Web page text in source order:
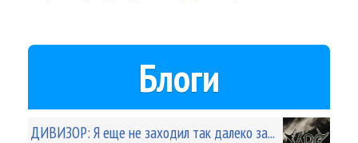
Блоги
ДИВИЗОР: Я еще не заходил так далеко за...